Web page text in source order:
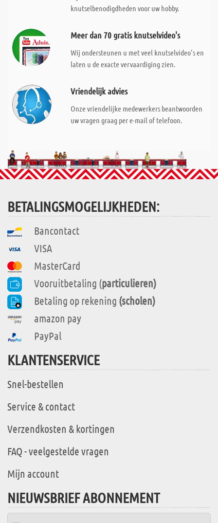
knutselbenodigdheden voor uw hobby.
Meer dan 70 gratis knutselvideo's
Wij ondersteunen u met veel knutselvideo's en
laten u de exacte vervaardiging zien.
Vriendelijk advies
Onze vriendelijke medewerkers beantwoorden
uw vragen graag per e-mail of telefoon.
BETALINGSMOGELIJKHEDEN:
Bancontact
VISA
MasterCard
Vooruitbetaling (particulieren)
Betaling op rekening (scholen)
amazon pay
PayPal
KLANTENSERVICE
Snel-bestellen
Service & contact
Verzendkosten & kortingen
FAQ - veelgestelde vragen
Mijn account
NIEUWSBRIEF ABONNEMENT